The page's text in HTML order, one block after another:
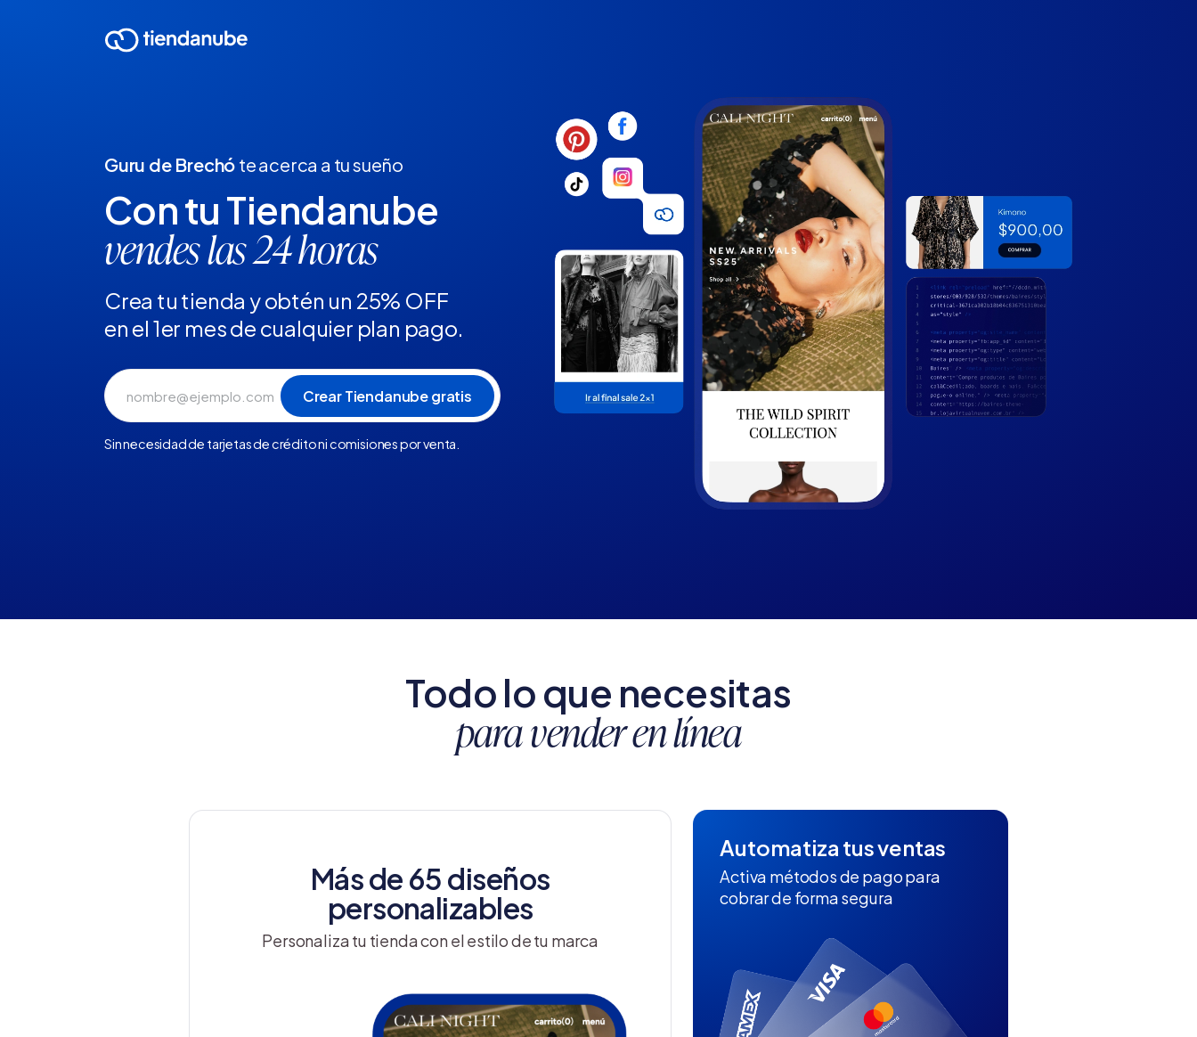
Guru de Brechó te acerca a tu sueño
Con tu Tiendanube
vendes las 24 horas
Crea tu tienda y obtén un 25% OFF
en el 1er mes de cualquier plan pago.
Sin necesidad de tarjetas de crédito ni comisiones por venta.
Todo lo que necesitas
para vender en línea
Más de 65 diseños
personalizables
Personaliza tu tienda con el estilo de tu marca
Automatiza tus ventas
Activa métodos de pago para
cobrar de forma segura